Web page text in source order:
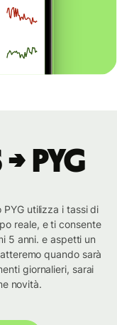
PYG
utilizza i tassi di
reale, e ti consente
5 anni. e aspetti un
quando sarà
giornalieri, sarai
novità.